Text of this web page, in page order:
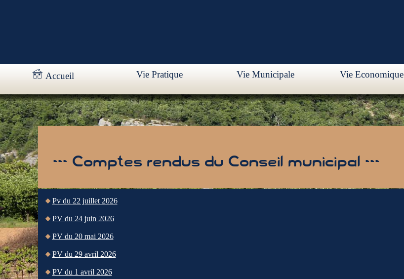
Accueil Vie Pratique Vie Municipale Vie Economique
--- Comptes rendus du Conseil municipal ---
Pv du 22 juillet 2026
PV du 24 juin 2026
PV du 20 mai 2026
PV du 29 avril 2026
PV du 1 avril 2026